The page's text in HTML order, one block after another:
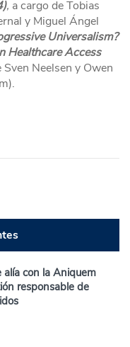
, a cargo de Tobias
y Miguel Ángel
Universalism?
Healthcare Access
Sven Neelsen y Owen
alía con la Aniquem
responsable de